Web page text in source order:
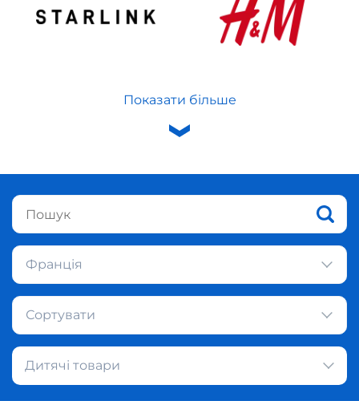
Показати більше
Франція
Сортувати
Дитячі товари